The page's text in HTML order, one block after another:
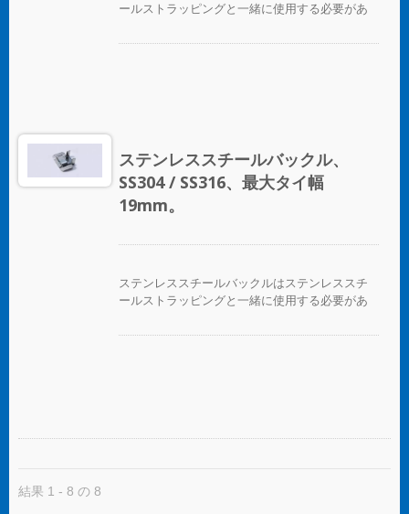
ールストラッピングと一緒に使用する必要があ
ステンレススチールバックル、
SS304 / SS316、最大タイ幅
19mm。
ステンレススチールバックルはステンレススチ
ールストラッピングと一緒に使用する必要があ
結果 1 - 8 の 8